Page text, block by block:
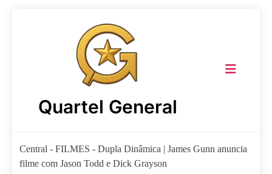
Quartel General
Central - FILMES - Dupla Dinâmica | James Gunn anuncia
filme com Jason Todd e Dick Grayson